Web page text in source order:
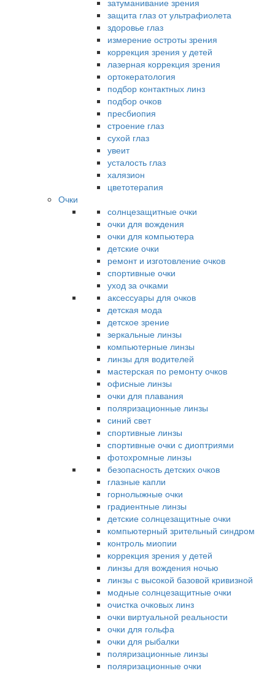
затуманивание зрения
защита глаз от ультрафиолета
здоровье глаз
измерение остроты зрения
коррекция зрения у детей
лазерная коррекция зрения
ортокератология
подбор контактных линз
подбор очков
пресбиопия
строение глаз
сухой глаз
увеит
усталость глаз
халязион
цветотерапия
Очки
солнцезащитные очки
очки для вождения
очки для компьютера
детские очки
ремонт и изготовление очков
спортивные очки
уход за очками
аксессуары для очков
детская мода
детское зрение
зеркальные линзы
компьютерные линзы
линзы для водителей
мастерская по ремонту очков
офисные линзы
очки для плавания
поляризационные линзы
синий свет
спортивные линзы
спортивные очки с диоптриями
фотохромные линзы
безопасность детских очков
глазные капли
горнолыжные очки
градиентные линзы
детские солнцезащитные очки
компьютерный зрительный синдром
контроль миопии
коррекция зрения у детей
линзы для вождения ночью
линзы с высокой базовой кривизной
модные солнцезащитные очки
очистка очковых линз
очки виртуальной реальности
очки для гольфа
очки для рыбалки
поляризационные линзы
поляризационные очки